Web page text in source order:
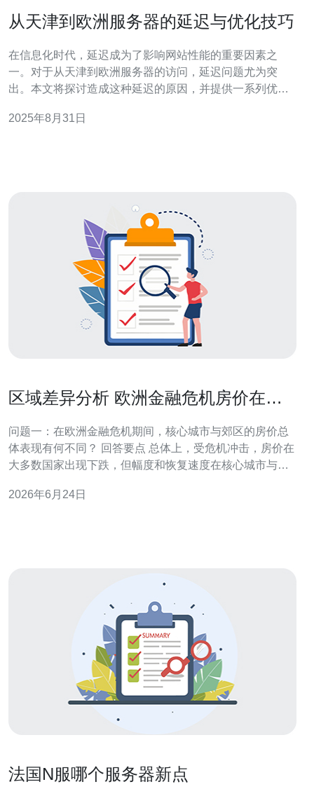
从天津到欧洲服务器的延迟与优化技巧
在信息化时代，延迟成为了影响网站性能的重要因素之
一。对于从天津到欧洲服务器的访问，延迟问题尤为突
出。本文将探讨造成这种延迟的原因，并提供一系列优化
获得更好的服务体验和技术支持。 延迟的成因 从天津到欧
2025年8月31日
区域差异分析 欧洲金融危机房价在核
问题一：在欧洲金融危机期间，核心城市与郊区的房价总
体表现有何不同？ 回答要点 总体上，受危机冲击，房价在
大多数国家出现下跌，但幅度和恢复速度在核心城市与郊
业集中，价格下跌通常较小且恢复更快；郊区则因需求脆
2026年6月24日
法国N服哪个服务器新点